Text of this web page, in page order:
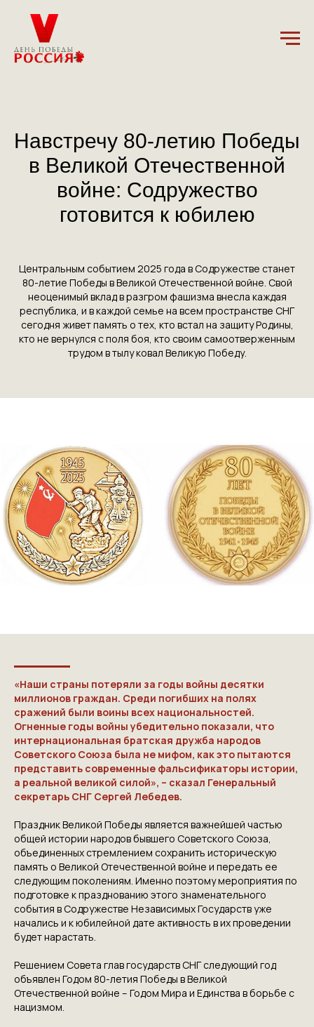
Навстречу 80-летию Победы
в Великой Отечественной
войне: Содружество
готовится к юбилею
Центральным событием 2025 года в Содружестве станет
80-летие Победы в Великой Отечественной войне. Свой
неоценимый вклад в разгром фашизма внесла каждая
республика, и в каждой семье на всем пространстве СНГ
сегодня живет память о тех, кто встал на защиту Родины,
кто не вернулся с поля боя, кто своим самоотверженным
трудом в тылу ковал Великую Победу.
«Наши страны потеряли за годы войны десятки
миллионов граждан. Среди погибших на полях
сражений были воины всех национальностей.
Огненные годы войны убедительно показали, что
интернациональная братская дружба народов
Советского Союза была не мифом, как это пытаются
представить современные фальсификаторы истории,
а реальной великой силой», – сказал Генеральный
секретарь СНГ Сергей Лебедев.
Праздник Великой Победы является важнейшей частью
общей истории народов бывшего Советского Союза,
объединенных стремлением сохранить историческую
память о Великой Отечественной войне и передать ее
следующим поколениям. Именно поэтому мероприятия по
подготовке к празднованию этого знаменательного
события в Содружестве Независимых Государств уже
начались и к юбилейной дате активность в их проведении
будет нарастать.
Решением Совета глав государств СНГ следующий год
объявлен Годом 80-летия Победы в Великой
Отечественной войне – Годом Мира и Единства в борьбе с
нацизмом.